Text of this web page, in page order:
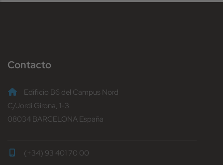
Contacto
Edificio B6 del Campus Nord
C/Jordi Girona, 1-3
08034 BARCELONA España
(+34) 93 401 70 00